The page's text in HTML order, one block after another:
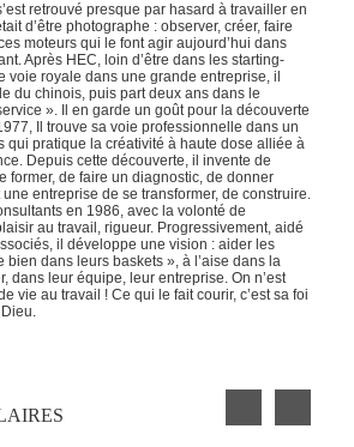
retrouvé presque par hasard à travailler en
d’être photographe : observer, créer, faire
moteurs qui le font agir aujourd’hui dans
Après HEC, loin d’être dans les starting-
voie royale dans une grande entreprise, il
du chinois, puis part deux ans dans le
». Il en garde un goût pour la découverte
Il trouve sa voie professionnelle dans un
qui pratique la créativité à haute dose alliée à
Depuis cette découverte, il invente de
former, de faire un diagnostic, de donner
entreprise de se transformer, de construire.
en 1986, avec la volonté de
au travail, rigueur. Progressivement, aidé
il développe une vision : aider les
bien dans leurs baskets », à l’aise dans la
dans leur équipe, leur entreprise. On n’est
vie au travail ! Ce qui le fait courir, c’est sa foi